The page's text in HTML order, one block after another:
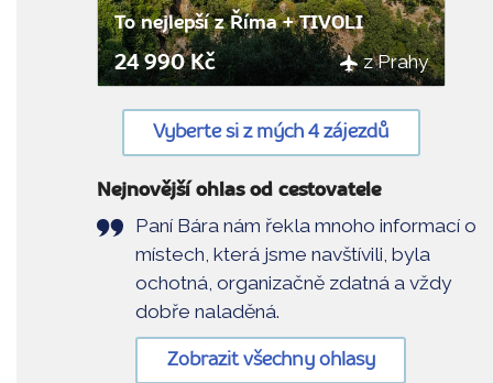
To nejlepší z Říma + TIVOLI
24 990 Kč z Prahy
Vyberte si z mých 4 zájezdů
Nejnovější ohlas od cestovatele
Paní Bára nám řekla mnoho informací o
místech, která jsme navštívili, byla
ochotná, organizačně zdatná a vždy
dobře naladěná.
Zobrazit všechny ohlasy